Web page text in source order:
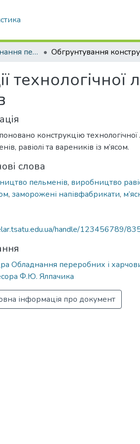
кафедра Обладнання переробних і харчових виробництв ім. професора Ф.Ю. Ялпачика
технологічної
конструкцію технологічної
равіолі та вареників із м’ясом.
слова
пельменів, виробництво
, заморожені напівфабрикати,
handle/123456789/
Обладнання переробних і
Ф.Ю. Ялпачика
інформація про документ